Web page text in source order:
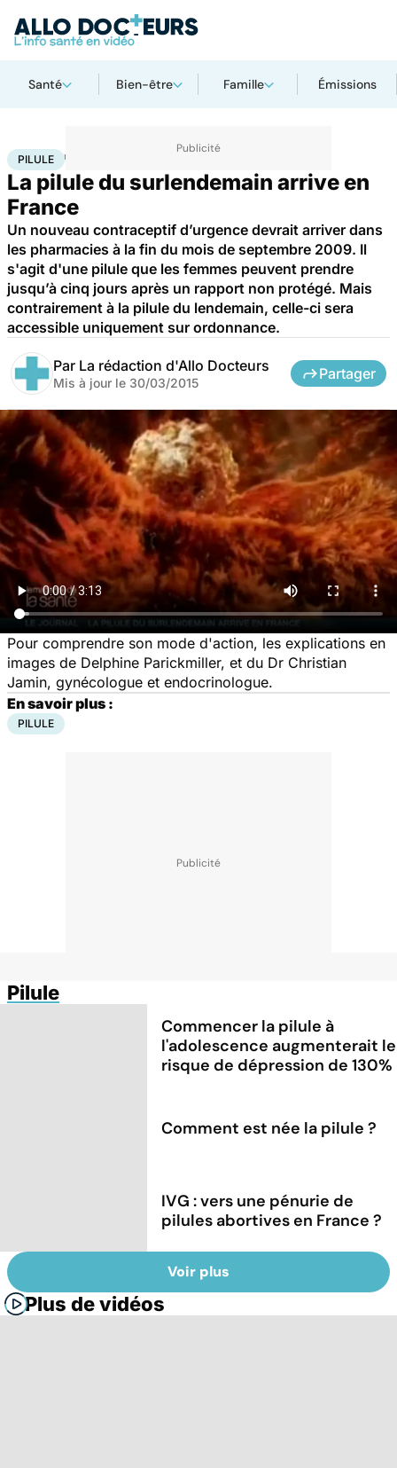
Santé Bien-être Famille Émissions
AccueilSanté
PILULE
La pilule du surlendemain arrive en
France
Un nouveau contraceptif d’urgence devrait arriver dans
les pharmacies à la fin du mois de septembre 2009. Il
s'agit d'une pilule que les femmes peuvent prendre
jusqu’à cinq jours après un rapport non protégé. Mais
contrairement à la pilule du lendemain, celle-ci sera
accessible uniquement sur ordonnance.
Par La rédaction d'Allo Docteurs
Mis à jour le 30/03/2015
Partager
Pour comprendre son mode d'action, les explications en
images de Delphine Parickmiller, et du Dr Christian
Jamin, gynécologue et endocrinologue.
En savoir plus :
PILULE
Pilule
Commencer la pilule à
l'adolescence augmenterait le
risque de dépression de 130%
Comment est née la pilule ?
IVG : vers une pénurie de
pilules abortives en France ?
Voir plus
Plus de vidéos